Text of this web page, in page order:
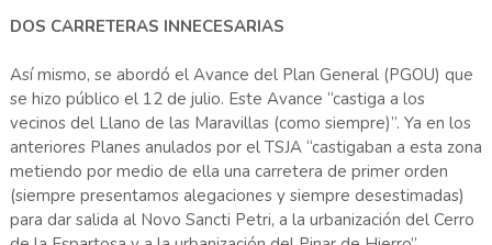
DOS CARRETERAS INNECESARIAS
Así mismo, se abordó el Avance del Plan General (PGOU) que
se hizo público el 12 de julio. Este Avance “castiga a los
vecinos del Llano de las Maravillas (como siempre)”. Ya en los
anteriores Planes anulados por el TSJA “castigaban a esta zona
metiendo por medio de ella una carretera de primer orden
(siempre presentamos alegaciones y siempre desestimadas)
para dar salida al Novo Sancti Petri, a la urbanización del Cerro